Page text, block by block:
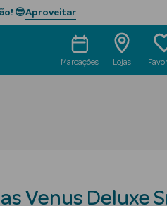
😎Aproveitar
Marcações Lojas
Venus Deluxe